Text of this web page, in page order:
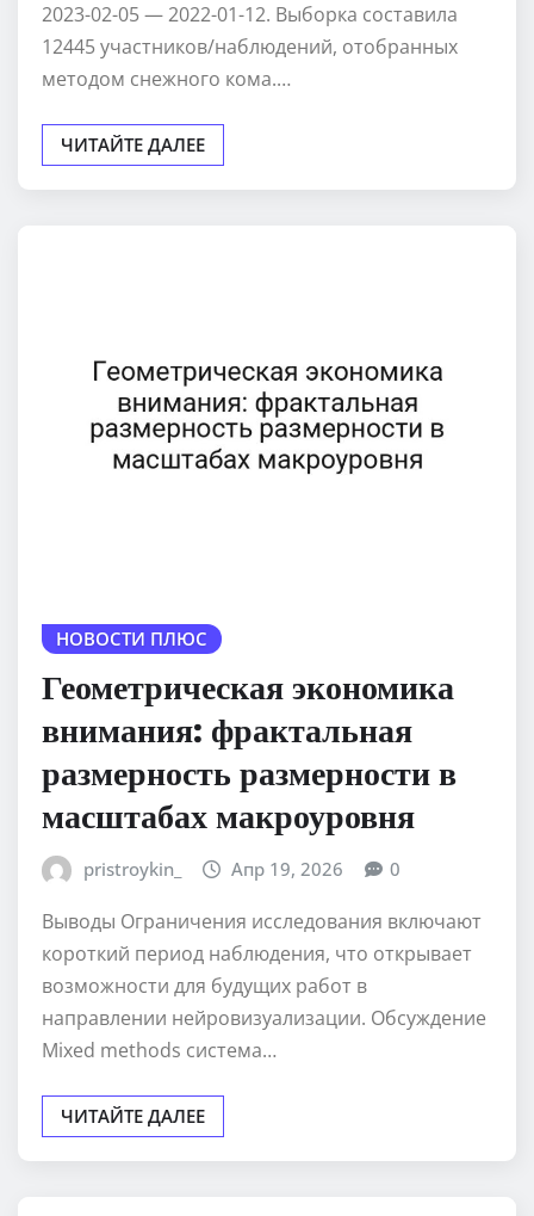
2023-02-05 — 2022-01-12. Выборка составила
12445 участников/наблюдений, отобранных
методом снежного кома.…
ЧИТАЙТЕ ДАЛЕЕ
НОВОСТИ ПЛЮС
Геометрическая экономика
внимания: фрактальная
размерность размерности в
масштабах макроуровня
pristroykin_ Апр 19, 2026 0
Выводы Ограничения исследования включают
короткий период наблюдения, что открывает
возможности для будущих работ в
направлении нейровизуализации. Обсуждение
Mixed methods система…
ЧИТАЙТЕ ДАЛЕЕ